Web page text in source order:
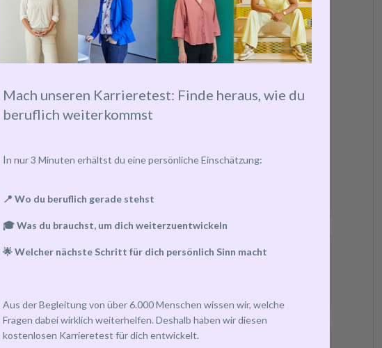
Ichs
den Fakten auch einen emotionalen Anker setzen möchten
und nach Innen zu schauen
Mentor*innen (einschließlich Mentor*innen, die noch nicht
Mach unseren Karrieretest: Finde heraus, wie du
beruflich weiterkommst
In nur 3 Minuten erhältst du eine persönliche Einschätzung:
📍 Wo du beruflich gerade stehst
🎓 Was du brauchst, um dich weiterzuentwickeln
🌟 Welcher nächste Schritt für dich persönlich Sinn macht
Aus der Begleitung von über 6.000 Menschen wissen wir, welche
Fragen dabei wirklich weiterhelfen. Deshalb haben wir diesen
kostenlosen Karrieretest für dich entwickelt.